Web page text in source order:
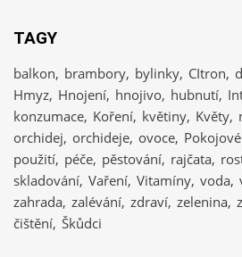
TAGY
balkon brambory bylinky CItron
Hmyz Hnojení hnojivo hubnutí
konzumace Koření květiny Květy
orchidej orchideje ovoce
použití péče pěstování rajčata
skladování Vaření Vitamíny voda
zahrada zalévání zdraví zelenina
čištění Škůdci